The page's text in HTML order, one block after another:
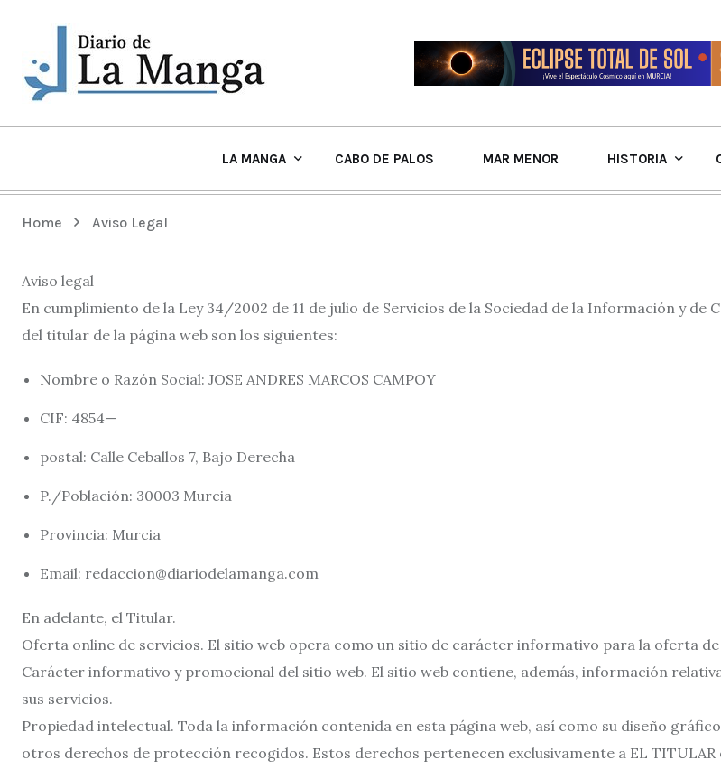
LA MANGA CABO DE PALOS MAR MENOR HISTORIA
Home Aviso Legal
Aviso legal
En cumplimiento de la Ley 34/2002 de 11 de julio de Servicios de la Sociedad de la Información y
del titular de la página web son los siguientes:
Nombre o Razón Social: JOSE ANDRES MARCOS CAMPOY
CIF: 4854—
postal: Calle Ceballos 7, Bajo Derecha
P./Población: 30003 Murcia
Provincia: Murcia
Email: redaccion@diariodelamanga.com
En adelante, el Titular.
Oferta online de servicios. El sitio web opera como un sitio de carácter informativo para la oferta de
Carácter informativo y promocional del sitio web. El sitio web contiene, además, información
sus servicios.
Propiedad intelectual. Toda la información contenida en esta página web, así como su diseño
otros derechos de protección recogidos. Estos derechos pertenecen exclusivamente a EL